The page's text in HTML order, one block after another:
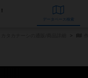
データベース